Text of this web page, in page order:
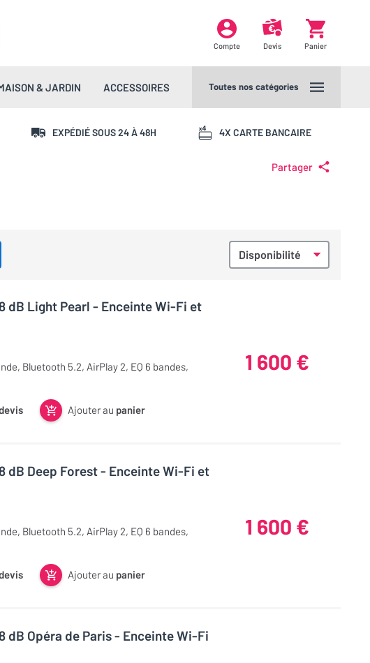
Compte Devis Panier
& JARDIN ACCESSOIRES Toutes nos catégories
EXPÉDIÉ SOUS 24 À 48H 4X CARTE BANCAIRE
Partager
dB Light Pearl - Enceinte Wi-Fi et
Bluetooth 5.2, AirPlay 2, EQ 6 bandes,
Ajouter au panier
1 600 €
dB Deep Forest - Enceinte Wi-Fi et
Bluetooth 5.2, AirPlay 2, EQ 6 bandes,
Ajouter au panier
1 600 €
dB Opéra de Paris - Enceinte Wi-Fi